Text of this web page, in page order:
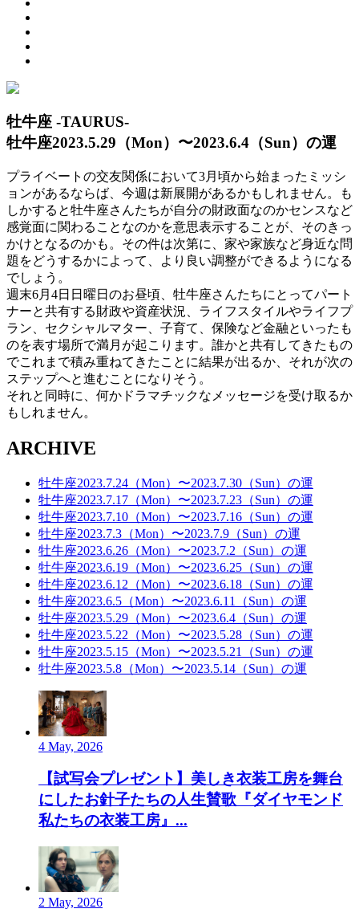
牡牛座 -TAURUS-
牡牛座2023.5.29（Mon）〜2023.6.4（Sun）の運
プライベートの交友関係において3月頃から始まったミッシ
ョンがあるならば、今週は新展開があるかもしれません。も
しかすると牡牛座さんたちが自分の財政面なのかセンスなど
感覚面に関わることなのかを意思表示することが、そのきっ
かけとなるのかも。その件は次第に、家や家族など身近な問
題をどうするかによって、より良い調整ができるようになる
でしょう。
週末6月4日日曜日のお昼頃、牡牛座さんたちにとってパート
ナーと共有する財政や資産状況、ライフスタイルやライフプ
ラン、セクシャルマター、子育て、保険など金融といったも
のを表す場所で満月が起こります。誰かと共有してきたもの
でこれまで積み重ねてきたことに結果が出るか、それが次の
ステップへと進むことになりそう。
それと同時に、何かドラマチックなメッセージを受け取るか
もしれません。
ARCHIVE
牡牛座2023.7.24（Mon）〜2023.7.30（Sun）の運
牡牛座2023.7.17（Mon）〜2023.7.23（Sun）の運
牡牛座2023.7.10（Mon）〜2023.7.16（Sun）の運
牡牛座2023.7.3（Mon）〜2023.7.9（Sun）の運
牡牛座2023.6.26（Mon）〜2023.7.2（Sun）の運
牡牛座2023.6.19（Mon）〜2023.6.25（Sun）の運
牡牛座2023.6.12（Mon）〜2023.6.18（Sun）の運
牡牛座2023.6.5（Mon）〜2023.6.11（Sun）の運
牡牛座2023.5.29（Mon）〜2023.6.4（Sun）の運
牡牛座2023.5.22（Mon）〜2023.5.28（Sun）の運
牡牛座2023.5.15（Mon）〜2023.5.21（Sun）の運
牡牛座2023.5.8（Mon）〜2023.5.14（Sun）の運
4 May, 2026
【試写会プレゼント】美しき衣装工房を舞台
にしたお針子たちの人生賛歌『ダイヤモンド
私たちの衣装工房』...
2 May, 2026